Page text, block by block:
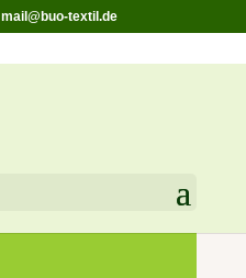
mail@buo-textil.de